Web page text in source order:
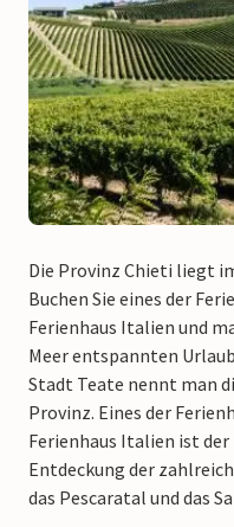
Die Provinz Chieti liegt
Buchen Sie eines der
Ferienhaus Italien und
Meer entspannten
Stadt Teate nennt man
Provinz. Eines der
Ferienhaus Italien ist
Entdeckung der
das Pescaratal und das